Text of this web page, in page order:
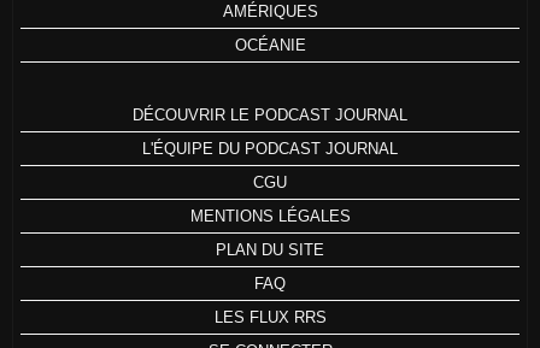
AMÉRIQUES
OCÉANIE
DÉCOUVRIR LE PODCAST JOURNAL
L'ÉQUIPE DU PODCAST JOURNAL
CGU
MENTIONS LÉGALES
PLAN DU SITE
FAQ
LES FLUX RRS